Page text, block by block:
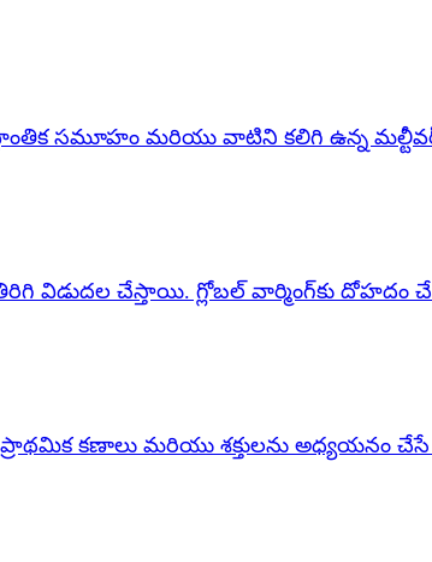
సమూహం మరియు వాటిని కలిగి ఉన్న
విడుదల చేస్తాయి. గ్లోబల్ వార్మింగ్‌కు దోహదం
కణాలు మరియు శక్తులను అధ్యయనం